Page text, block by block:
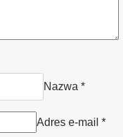
Nazwa *
Adres e-mail *